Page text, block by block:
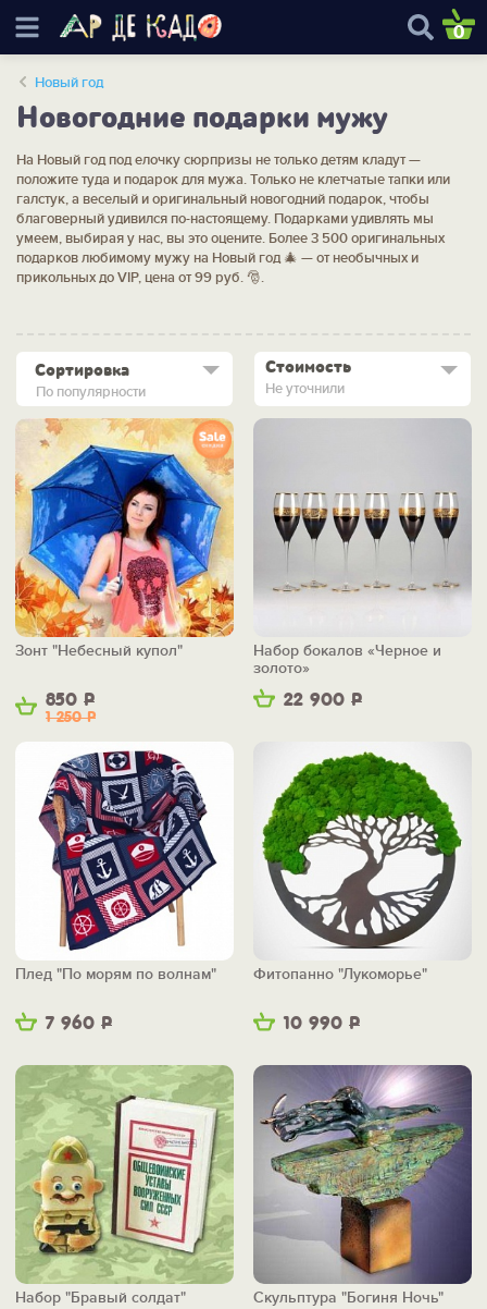
0
Новый год
Новогодние подарки мужу
На Новый год под елочку сюрпризы не только детям кладут —
положите туда и подарок для мужа. Только не клетчатые тапки или
галстук, а веселый и оригинальный новогодний подарок, чтобы
благоверный удивился по-настоящему. Подарками удивлять мы
умеем, выбирая у нас, вы это оцените. Более 3 500 оригинальных
подарков любимому мужу на Новый год 🎄 — от необычных и
прикольных до VIP, цена от 99 руб. 🎅.
По популярности
Сортировка Стоимость
Не уточнили
850 Р
1 250Р
Зонт "Небесный купол"
22 900 Р
Набор бокалов «Черное и
золото»
7 960 Р
Плед "По морям по волнам"
10 990 Р
Фитопанно "Лукоморье"
Набор "Бравый солдат" Скульптура "Богиня Ночь"